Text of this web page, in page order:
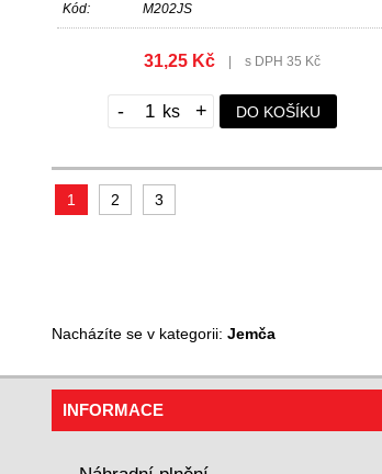
Kód: M202JS
31,25 Kč s DPH 35 Kč
- + DO KOŠÍKU
1 2 3
Nacházíte se v kategorii: Jemča
INFORMACE